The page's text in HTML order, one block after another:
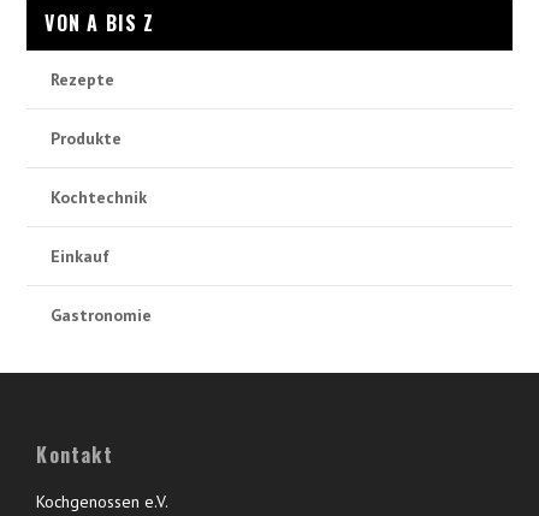
VON A BIS Z
Rezepte
Produkte
Kochtechnik
Einkauf
Gastronomie
Kontakt
Kochgenossen e.V.